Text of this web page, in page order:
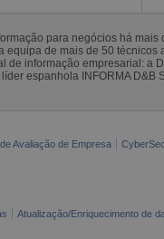
para negócios há mais
de mais de 50
informação empresarial: a
espanhola INFORMA D&B
Avaliação de Empresa
Atualização/Enriquecimento de